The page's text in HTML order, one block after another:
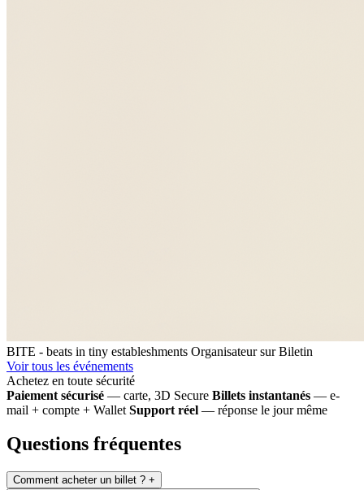
BITE - beats in tiny estableshments Organisateur sur Biletin
Voir tous les événements
Achetez en toute sécurité
Paiement sécurisé — carte, 3D Secure Billets instantanés — e-
mail + compte + Wallet Support réel — réponse le jour même
Questions fréquentes
Comment acheter un billet ? +